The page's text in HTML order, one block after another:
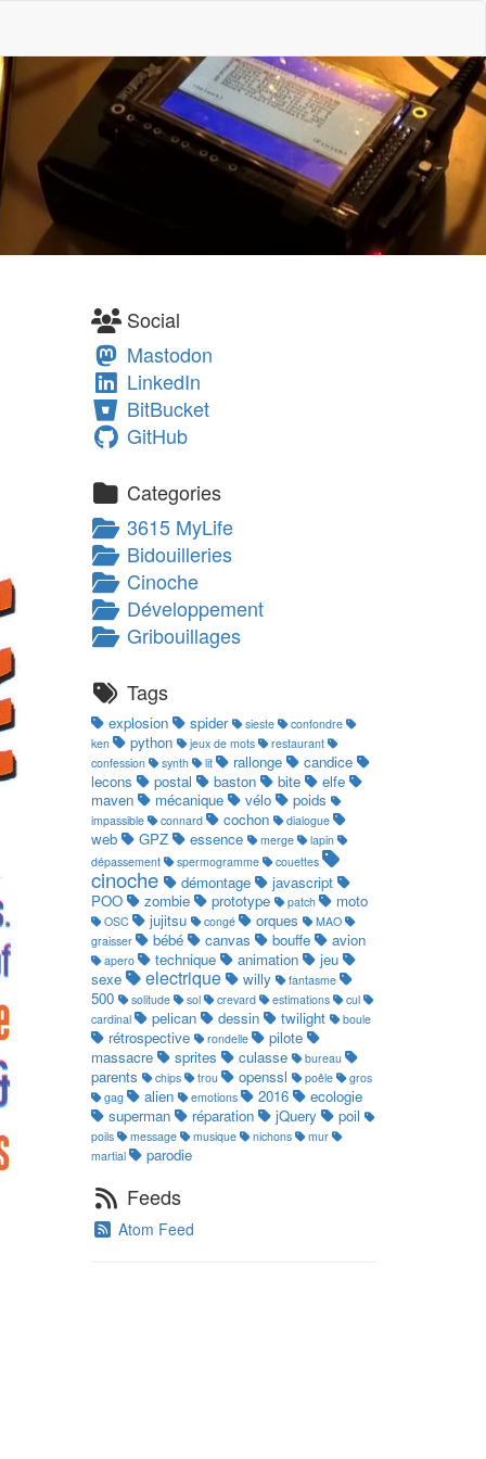
Social
Mastodon
LinkedIn
BitBucket
GitHub
Categories
3615 MyLife
Bidouilleries
Cinoche
Développement
Gribouillages
Tags
explosion spider sieste
confondre
ken
python jeux de mots
restaurant
confession
synth lit rallonge
candice
lecons
postal baston bite
elfe
maven
mécanique vélo poids
impassible connard cochon dialogue
web GPZ essence merge
lapin
dépassement
spermogramme couettes
cinoche démontage
javascript
POO
zombie prototype patch moto
OSC jujitsu congé orques
MAO
graisser
bébé canvas bouffe avion
apero technique animation
jeu
sexe
electrique willy fantasme
500 solitude sol crevard estimations
cul
cardinal
pelican dessin twilight boule
rétrospective rondelle
pilote
massacre
sprites culasse bureau
parents chips trou openssl poêle
gros
gag
alien emotions 2016
ecologie
superman
réparation jQuery poil
poils message musique nichons
mur
martial
parodie
Feeds
Atom Feed